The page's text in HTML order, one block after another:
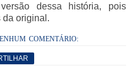
dessa história, pois
da original.
COMENTÁRIO: